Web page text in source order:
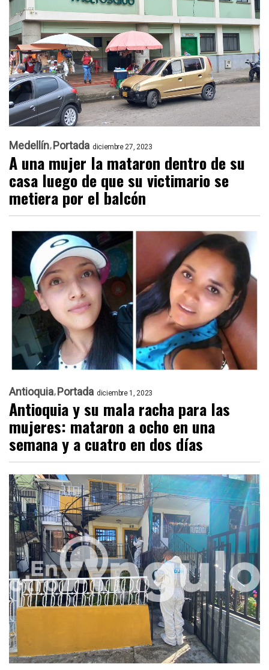
Medellín Portada diciembre 27, 2023
A una mujer la mataron dentro de su
casa luego de que su victimario se
metiera por el balcón
Antioquia Portada diciembre 1, 2023
Antioquia y su mala racha para las
mujeres: mataron a ocho en una
semana y a cuatro en dos días